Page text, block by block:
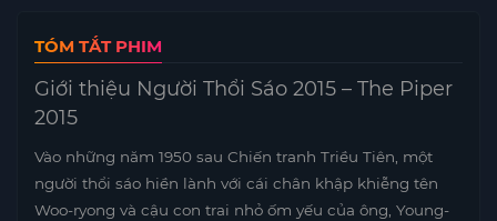
TÓM TẮT PHIM
Giới thiệu Người Thổi Sáo 2015 – The Piper
2015
Vào những năm 1950 sau Chiến tranh Triều Tiên, một
người thổi sáo hiền lành với cái chân khập khiễng tên
Woo-ryong và cậu con trai nhỏ ốm yếu của ông, Young-